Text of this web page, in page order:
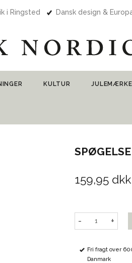
i Ringsted Dansk design &
KULTUR
159,95 dkk
- +
Fri fragt over
Danmark